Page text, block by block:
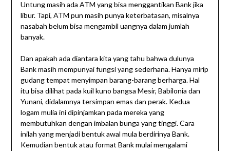
Untung masih ada ATM yang bisa menggantikan Bank jika
libur. Tapi, ATM pun masih punya keterbatasan, misalnya
nasabah belum bisa mengambil uangnya dalam jumlah
banyak.
Dan apakah ada diantara kita yang tahu bahwa dulunya
Bank masih mempunyai fungsi yang sederhana. Hanya mirip
gudang tempat menyimpan barang-barang berharga. Hal
itu bisa dilihat pada kuil kuno bangsa Mesir, Babilonia dan
Yunani, didalamnya tersimpan emas dan perak. Kedua
logam mulia ini dipinjamkan pada mereka yang
membutuhkan dengan imbalan bunga yang tinggi. Cara
inilah yang menjadi bentuk awal mula berdirinya Bank.
Kemudian bentuk atau format Bank mulai mengalami